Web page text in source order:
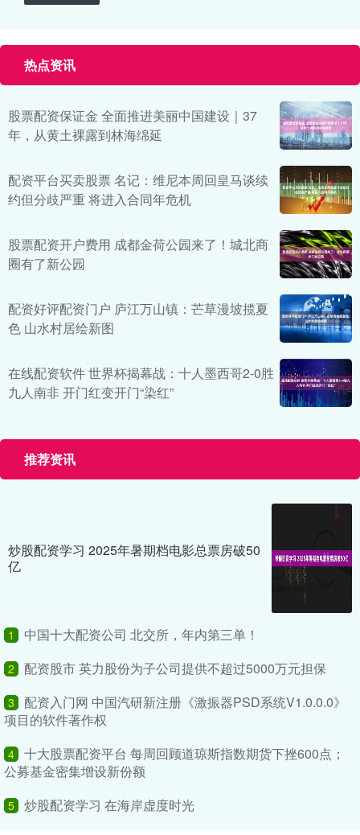
热点资讯
股票配资保证金 全面推进美丽中国建设｜37
年，从黄土裸露到林海绵延
配资平台买卖股票 名记：维尼本周回皇马谈续
约但分歧严重 将进入合同年危机
股票配资开户费用 成都金荷公园来了！城北商
圈有了新公园
配资好评配资门户 庐江万山镇：芒草漫坡揽夏
色 山水村居绘新图
在线配资软件 世界杯揭幕战：十人墨西哥2-0胜
九人南非 开门红变开门“染红”
推荐资讯
炒股配资学习 2025年暑期档电影总票房破50
亿
1 中国十大配资公司 北交所，年内第三单！
2 配资股市 英力股份为子公司提供不超过5000万元担保
3
配资入门网 中国汽研新注册《激振器PSD系统V1.0.0.0》
项目的软件著作权
4 十大股票配资平台 每周回顾道琼斯指数期货下挫600点；
公募基金密集增设新份额
5 炒股配资学习 在海岸虚度时光